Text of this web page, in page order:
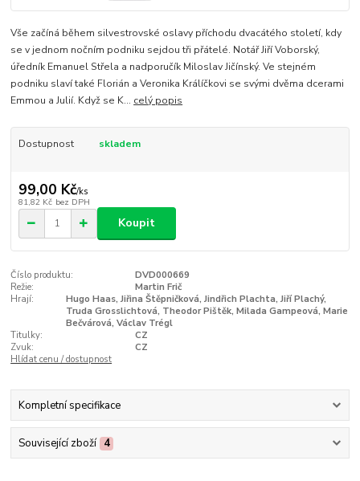
Vše začíná během silvestrovské oslavy příchodu dvacátého století, kdy
se v jednom nočním podniku sejdou tři přátelé. Notář Jiří Voborský,
úředník Emanuel Střela a nadporučík Miloslav Jičínský. Ve stejném
podniku slaví také Florián a Veronika Králíčkovi se svými dvěma dcerami
Emmou a Julií. Když se K... celý popis
Dostupnost skladem
99,00 Kč/ks
81,82 Kč bez DPH
Koupit
Číslo produktu:
DVD000669
Režie:
Martin Frič
Hrají:
Hugo Haas, Jiřina Štěpničková, Jindřich Plachta, Jiří Plachý,
Truda Grosslichtová, Theodor Pištěk, Milada Gampeová, Marie
Bečvárová, Václav Trégl
Titulky:
CZ
Zvuk:
CZ
Hlídat cenu / dostupnost
Kompletní specifikace
Související zboží 4